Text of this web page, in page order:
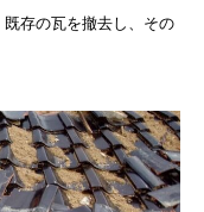
存の瓦を撤去し、その